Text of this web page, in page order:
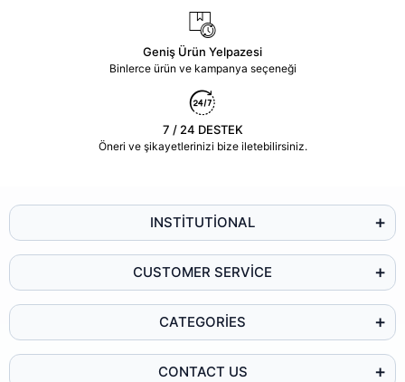
Geniş Ürün Yelpazesi
Binlerce ürün ve kampanya seçeneği
7 / 24 DESTEK
Öneri ve şikayetlerinizi bize iletebilirsiniz.
INSTİTUTİONAL
CUSTOMER SERVİCE
CATEGORİES
CONTACT US